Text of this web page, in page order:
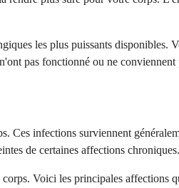
les plus puissants disponibles.
pas fonctionné ou ne conviennent
infections surviennent
de certaines affections chroniques.
Voici les principales affections